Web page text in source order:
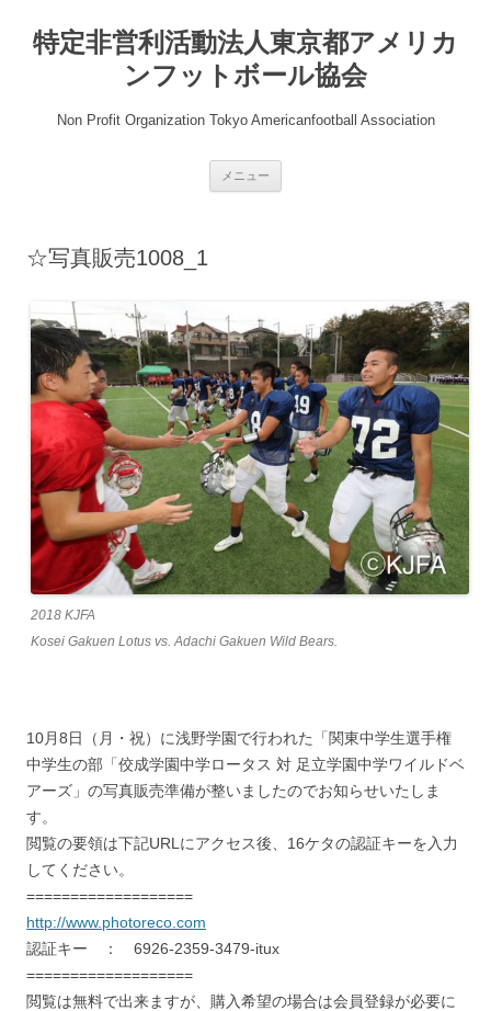
テ
ン
特定非営利活動法人東京都アメリカ
ンフットボール協会
Non Profit Organization Tokyo Americanfootball Association
メニュー
☆写真販売1008_1
2018 KJFA
Kosei Gakuen Lotus vs. Adachi Gakuen Wild Bears.
10月8日（月・祝）に浅野学園で行われた「関東中学生選手権
中学生の部「佼成学園中学ロータス 対 足立学園中学ワイルドベ
アーズ」の写真販売準備が整いましたのでお知らせいたしま
す。
閲覧の要領は下記URLにアクセス後、16ケタの認証キーを入力
してください。
===================
http://www.photoreco.com
認証キー ： 6926-2359-3479-itux
===================
閲覧は無料で出来ますが、購入希望の場合は会員登録が必要に